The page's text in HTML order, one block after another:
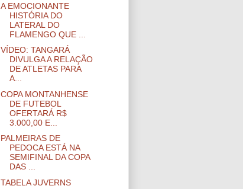
A EMOCIONANTE
HISTÓRIA DO
LATERAL DO
FLAMENGO QUE ...
VÍDEO: TANGARÁ
DIVULGA A RELAÇÃO
DE ATLETAS PARA
A...
COPA MONTANHENSE
DE FUTEBOL
OFERTARÁ R$
3.000,00 E...
PALMEIRAS DE
PEDOCA ESTÁ NA
SEMIFINAL DA COPA
DAS ...
TABELA JUVERNS